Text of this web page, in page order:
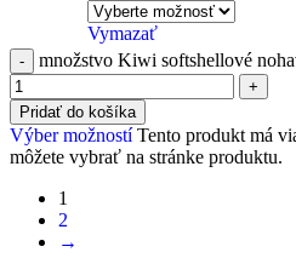
Vymazať
množstvo Kiwi softshellové
Pridať do košíka
Výber možností Tento produkt má
môžete vybrať na stránke produktu.
1
2
→